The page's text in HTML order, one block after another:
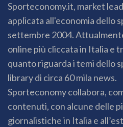
Sporteconomy.it, market
applicata all'economia dello
settembre 2004.
online più cliccata in Italia e
quanto riguarda i temi dello
library di circa 60 mila news.
Sporteconomy collabora,
contenuti, con alcune delle
giornalistiche in Italia e